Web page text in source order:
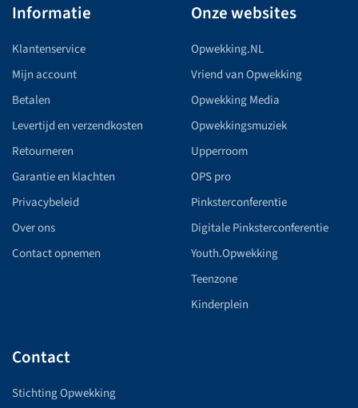
Informatie
Klantenservice
Mijn account
Betalen
Levertijd en verzendkosten
Retourneren
Garantie en klachten
Privacybeleid
Over ons
Contact opnemen
Onze websites
Opwekking.NL
Vriend van Opwekking
Opwekking Media
Opwekkingsmuziek
Upperroom
OPS pro
Pinksterconferentie
Digitale Pinksterconferentie
Youth.Opwekking
Teenzone
Kinderplein
Contact
Stichting Opwekking